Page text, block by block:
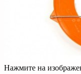
Нажмите на